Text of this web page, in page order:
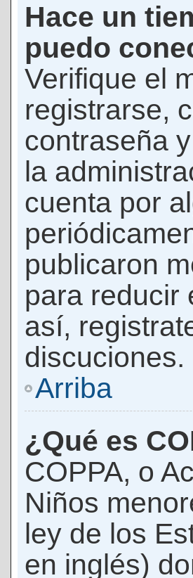
Hace un
puedo
Verifique el
registrarse,
contraseña
la
cuenta por
publicaron
para reducir
así,
discuciones.
Arriba
¿Qué es
COPPA, o
Niños
ley de los
en inglés)